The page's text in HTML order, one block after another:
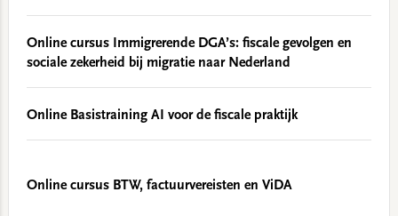
Online cursus Immigrerende DGA’s: fiscale gevolgen en
sociale zekerheid bij migratie naar Nederland
Online Basistraining AI voor de fiscale praktijk
Online cursus BTW, factuurvereisten en ViDA